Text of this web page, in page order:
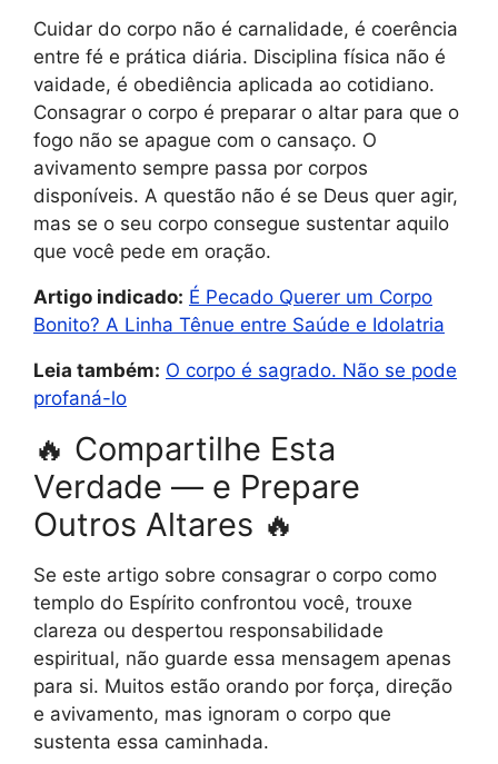
Cuidar do corpo não é carnalidade, é coerência
entre fé e prática diária. Disciplina física não é
vaidade, é obediência aplicada ao cotidiano.
Consagrar o corpo é preparar o altar para que o
fogo não se apague com o cansaço. O
avivamento sempre passa por corpos
disponíveis. A questão não é se Deus quer agir,
mas se o seu corpo consegue sustentar aquilo
que você pede em oração.
Artigo indicado: É Pecado Querer um Corpo
Bonito? A Linha Tênue entre Saúde e Idolatria
Leia também: O corpo é sagrado. Não se pode
profaná-lo
🔥 Compartilhe Esta
Verdade — e Prepare
Outros Altares 🔥
Se este artigo sobre consagrar o corpo como
templo do Espírito confrontou você, trouxe
clareza ou despertou responsabilidade
espiritual, não guarde essa mensagem apenas
para si. Muitos estão orando por força, direção
e avivamento, mas ignoram o corpo que
sustenta essa caminhada.